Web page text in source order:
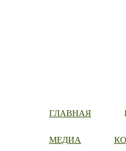
ГЛАВНАЯ
МЕДИА